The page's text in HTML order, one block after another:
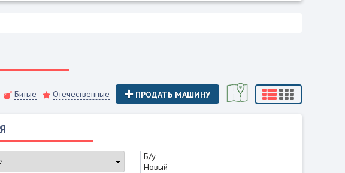
Битые Отечественные ПРОДАТЬ МАШИНУ
Б/у
Новый